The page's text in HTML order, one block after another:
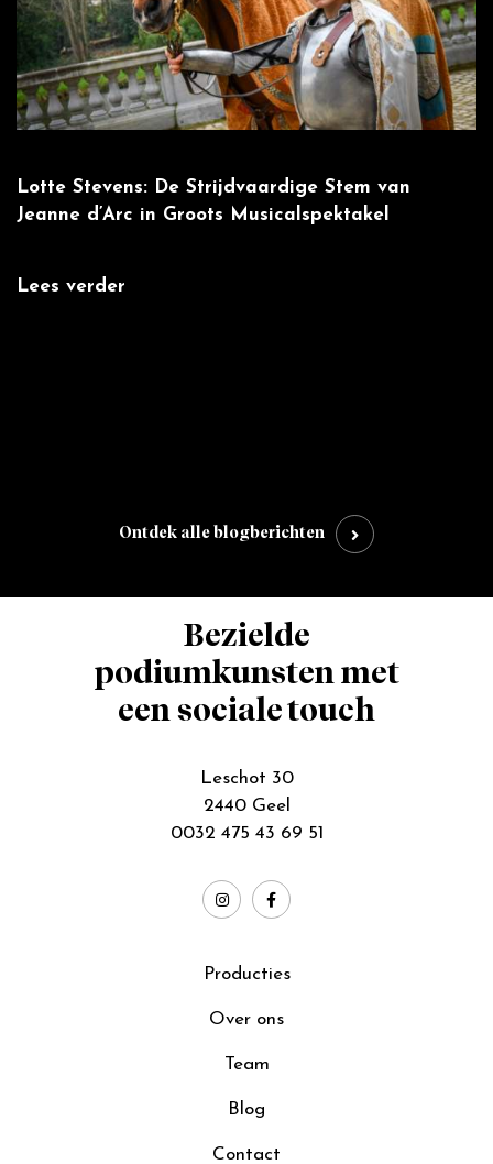
Lotte Stevens: De Strijdvaardige Stem van
Jeanne d’Arc in Groots Musicalspektakel
Lees verder
Ontdek alle blogberichten
Bezielde
podiumkunsten met
een sociale touch
Leschot 30
2440 Geel
0032 475 43 69 51
Producties
Over ons
Team
Blog
Contact